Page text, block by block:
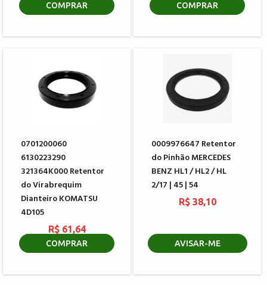
R$ 148,16
COMPRAR COMPRAR
0701200060
6130223290
321364K000 Retentor
do Virabrequim
Dianteiro KOMATSU
4D105
R$ 61,64
COMPRAR
0009976647 Retentor
do Pinhão MERCEDES
BENZ HL1 / HL2 / HL
2/17 | 45 | 54
R$ 38,10
AVISAR-ME